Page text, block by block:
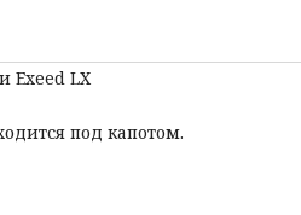
Exeed LX
под капотом.